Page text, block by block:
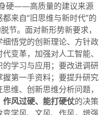
硬——高质量的建议来源
来自“旧思维与新时代”的
节。面对新形势新要求，
悟党的创新理论、方针政
变革，加强对人工智能、
学习与应用；要改进调研
第一手资料；要提升研究
维、创新思维分析问题，
风过硬、能打硬仗的决策